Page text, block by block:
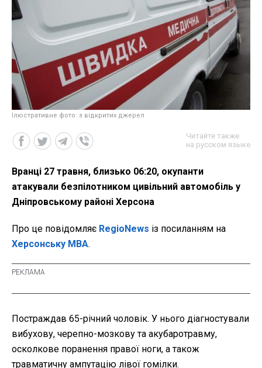
Ілюстративне фото: з відкритих джерел
Читайте также
на русском языке
Вранці 27 травня, близько 06:20, окупанти
атакували безпілотником цивільний автомобіль у
Дніпровському районі Херсона
Про це повідомляє RegioNews із посиланням на
Херсонську МВА.
Постраждав 65-річний чоловік. У нього діагностували
вибухову, черепно-мозкову та акубаротравму,
осколкове поранення правої ноги, а також
травматичну ампутацію лівої гомілки.